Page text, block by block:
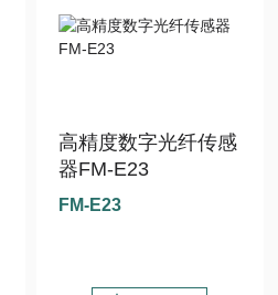
高精度数字光纤传感
器FM-E23
FM-E23